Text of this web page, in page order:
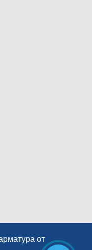
от